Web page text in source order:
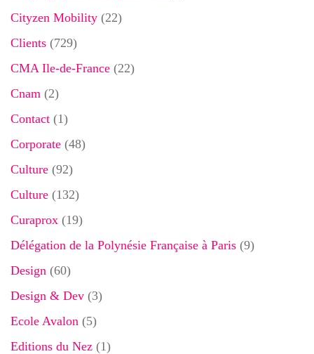
Cityzen Mobility (22)
Clients (729)
CMA Ile-de-France (22)
Cnam (2)
Contact (1)
Corporate (48)
Culture (92)
Culture (132)
Curaprox (19)
Délégation de la Polynésie Française à Paris (9)
Design (60)
Design & Dev (3)
Ecole Avalon (5)
Editions du Nez (1)